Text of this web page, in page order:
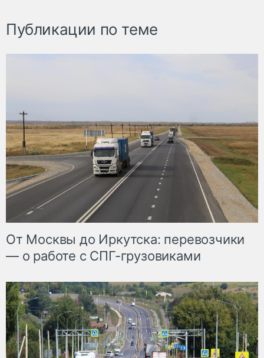
Публикации по теме
От Москвы до Иркутска: перевозчики
— о работе с СПГ-грузовиками